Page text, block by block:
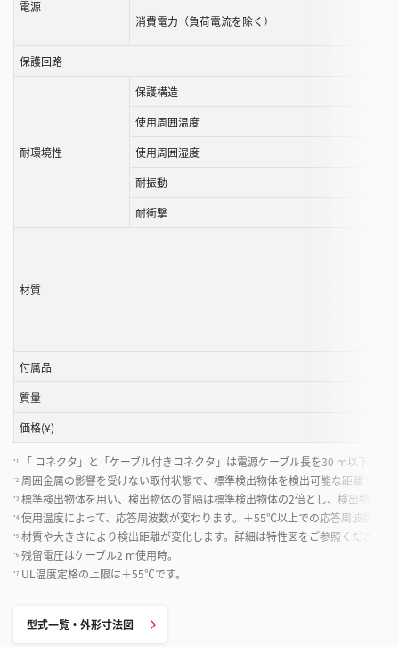
電源
消費電力（負荷電流を除く）
保護回路
耐環境性
保護構造
使用周囲温度
使用周囲湿度
耐振動
耐衝撃
材質
付属品
質量
価格(¥)
*1 「 コネクタ」と「ケーブル付きコネクタ」は電源ケーブル長を30 ｍ以下と
*2 周囲金属の影響を受けない取付状態で、標準検出物体を検出可能な距離です。
*3 標準検出物体を用い、検出物体の間隔は標準検出物体の2倍とし、検出物体
*4 使用温度によって、応答周波数が変わります。＋55℃以上での応答周波数は
*5 材質や大きさにより検出距離が変化します。詳細は特性図をご参照ください。
*6 残留電圧はケーブル2 m使用時。
*7 UL温度定格の上限は＋55℃です。
型式一覧・外形寸法図